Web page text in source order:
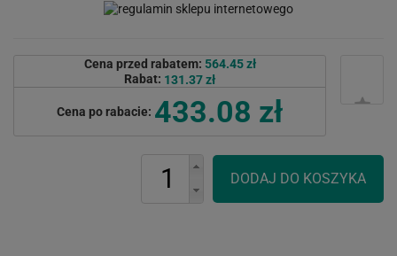
Cena przed rabatem: 564.45 zł
Rabat: 131.37 zł
Cena po rabacie: 433.08 zł